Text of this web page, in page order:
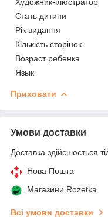
Стать дитини
Рік видання
Кількість сторінок
Возраст ребенка
Язык
Приховати
Умови доставки
Доставка здійснюється
Нова Пошта
Магазини Rozetka
Всі умови доставки